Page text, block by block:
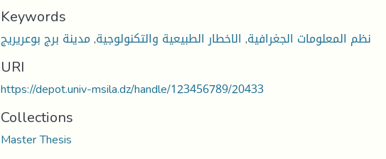
Keywords
نظم المعلومات الجغرافية, الاخطار الطبيعية والتكنولوجية,مدينة برج بوعريريج
URI
https://depot.univ-msila.dz/handle/123456789/20433
Collections
Master Thesis